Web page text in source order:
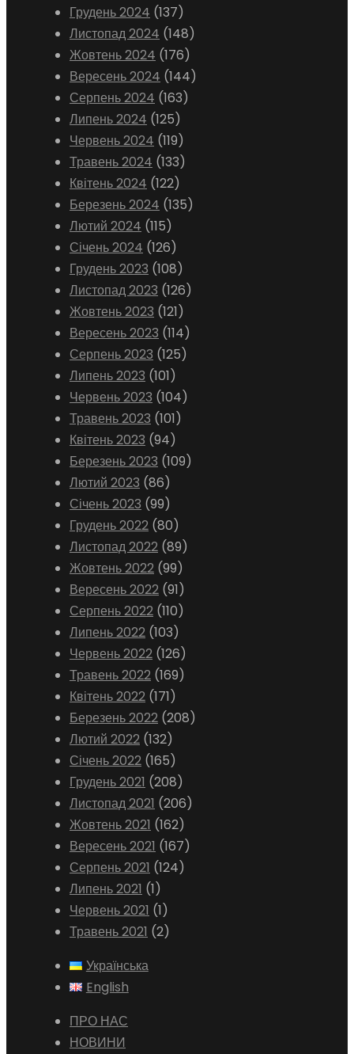
Грудень 2024 (137)
Листопад 2024 (148)
Жовтень 2024 (176)
Вересень 2024 (144)
Серпень 2024 (163)
Липень 2024 (125)
Червень 2024 (119)
Травень 2024 (133)
Квітень 2024 (122)
Березень 2024 (135)
Лютий 2024 (115)
Січень 2024 (126)
Грудень 2023 (108)
Листопад 2023 (126)
Жовтень 2023 (121)
Вересень 2023 (114)
Серпень 2023 (125)
Липень 2023 (101)
Червень 2023 (104)
Травень 2023 (101)
Квітень 2023 (94)
Березень 2023 (109)
Лютий 2023 (86)
Січень 2023 (99)
Грудень 2022 (80)
Листопад 2022 (89)
Жовтень 2022 (99)
Вересень 2022 (91)
Серпень 2022 (110)
Липень 2022 (103)
Червень 2022 (126)
Травень 2022 (169)
Квітень 2022 (171)
Березень 2022 (208)
Лютий 2022 (132)
Січень 2022 (165)
Грудень 2021 (208)
Листопад 2021 (206)
Жовтень 2021 (162)
Вересень 2021 (167)
Серпень 2021 (124)
Липень 2021 (1)
Червень 2021 (1)
Травень 2021 (2)
Українська
English
ПРО НАС
НОВИНИ